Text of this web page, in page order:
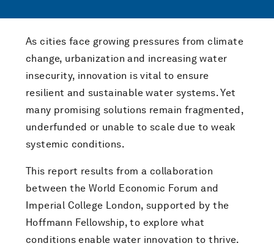
As cities face growing pressures from climate
change, urbanization and increasing water
insecurity, innovation is vital to ensure
resilient and sustainable water systems. Yet
many promising solutions remain fragmented,
underfunded or unable to scale due to weak
systemic conditions.
This report results from a collaboration
between the World Economic Forum and
Imperial College London, supported by the
Hoffmann Fellowship, to explore what
conditions enable water innovation to thrive.